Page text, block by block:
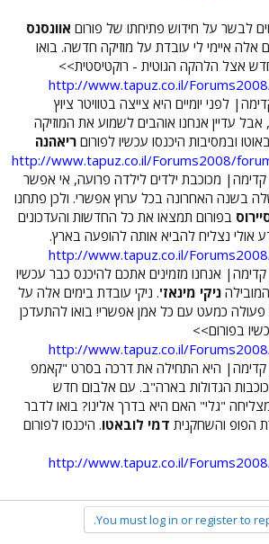
לבשר על חידוש פתיחתו של פורום אוונסנס
אלה איימי לי עובדת על מוזיקה חדשה. בואו
אצל הלהקה הגוטית - רוקטיסטית>>
http://www.tapuz.co.il/
לפני יומיים היא צייצה בטוויטר ציוץ
עדיין אנחנו אוהבים לשמוע את המוזיקה
ובמסיבות היכנסו עכשיו לפורום ריאהנה
http://www.tapuz.co.il/Forums2008/
מכוכבת ילדים לילדה פרועה, אי אפשר
בשנה האחרונה בכל ערוץ אפשרי. ולכן פתחנו
בפורום תמצאו את כל החדשות והעדכונים
אולי נצליח להביא אותה להופעה בארץ.
http://www.tapuz.co.il/
אנחנו מזמינים אתכם להיכנס כבר עכשיו
ניקי מינאז'. ניקי עובדת בימים אלה על
כמעט עם כל אמן אפשרי! בואו להתעדכן
בפורום>>
http://www.tapuz.co.il/
היא התחילה את דרכה בסרט "קאמפ
הגדולות בארה"ב. עם אלבום חדש
"גלי" האם היא בדרך אלינו? בואו לדבר
הפופ והשחקנית דמי לובאטו. היכנסו לפורום
http://www.tapuz.co.il/
You must log in or register to